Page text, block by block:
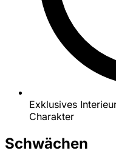
Exklusives
Charakter
Schwächen